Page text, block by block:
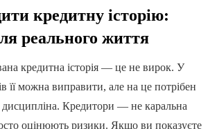
кредитну історію:
реального життя
кредитна історія — це не вирок. У
її можна виправити, але на це потрібен
дисципліна. Кредитори — не каральна
оцінюють ризики. Якщо ви показуєте